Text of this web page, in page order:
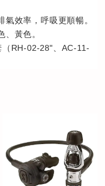
氣效率，呼吸更順暢。
、黃色。
RH-02-28"、AC-11-